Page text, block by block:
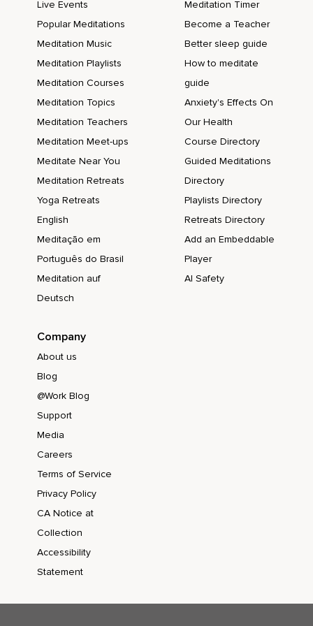
Puedes visualizar,
Imaginar,
Percibir como la tierra en cada giro de su centro va
transformando esa energía,
Va convirtiéndola en una energía neutral,
Que ya no tiene ninguna característica y poco a poco esa
La puedes visualizar,
Imaginar cómo va ascendiendo y tal vez esa energía,
Esa luz,
pies y va a empezar a llenar cada parte de tu cuerpo.
Con esa energía,
Cada una de las partes de tu cuerpo,
Empezando por los deditos de los pies y va ascendiendo y
te vas llenando de esa energía.
Vas visualizando cómo sube por tus piernas,
Tu cadera,
Cada uno de tus órganos.
Es importante que los colores y va subiendo vértebra a
vértebra,
Va ascendiendo y a medida que va subiendo te vas
sintiendo diferente y vas percibiendo tu cuerpo de una
Live Events
Popular Meditations
Meditation Music
Meditation Playlists
Meditation Courses
Meditation Topics
Meditation Teachers
Meditation Meet-ups
Meditate Near You
Meditation Retreats
Yoga Retreats
English
Meditação em
Português do Brasil
Meditation auf
Deutsch
Meditation Timer
Become a Teacher
Better sleep guide
How to meditate
guide
Anxiety's Effects On
Our Health
Course Directory
Guided Meditations
Directory
Playlists Directory
Retreats Directory
Add an Embeddable
Player
AI Safety
Company
About us
Blog
@Work Blog
Support
Media
Careers
Terms of Service
Privacy Policy
CA Notice at
Collection
Accessibility
Statement